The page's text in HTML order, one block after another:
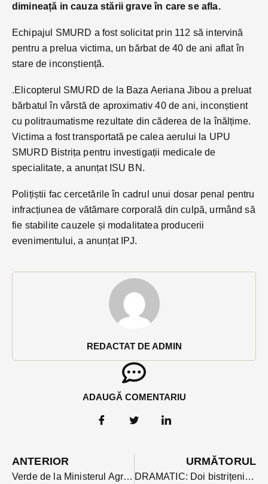
REDACTAT DE ADMIN
ADAUGĂ COMENTARIU
dimineață in cauza stării grave în care se afla.
Echipajul SMURD a fost solicitat prin 112 să intervină
pentru a prelua victima, un bărbat de 40 de ani aflat în
stare de inconștiență.
.Elicopterul SMURD de la Baza Aeriana Jibou a preluat
bărbatul în vârstă de aproximativ 40 de ani, inconștient
cu politraumatisme rezultate din căderea de la înălțime.
Victima a fost transportată pe calea aerului la UPU
SMURD Bistrița pentru investigații medicale de
specialitate, a anunțat ISU BN.
Polițiștii fac cercetările în cadrul unui dosar penal pentru
infracțiunea de vătămare corporală din culpă, urmând să
fie stabilite cauzele și modalitatea producerii
evenimentului, a anunțat IPJ.
ANTERIOR
Verde de la Ministerul Agriculturii pentru Grădina Urbană Transilvană, un proiect care va fi ridicat la Figa, dotat cu sere exotice și alei suspendate
URMĂTORUL
DRAMATIC: Doi bistrițeni au murit, după ce mașina lor a plonjat în răul Bistrița.